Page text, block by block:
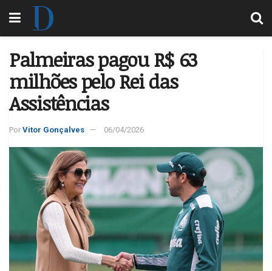
Palmeiras pagou R$ 63
milhões pelo Rei das
Assistências
Por Vitor Gonçalves 06/04/2026